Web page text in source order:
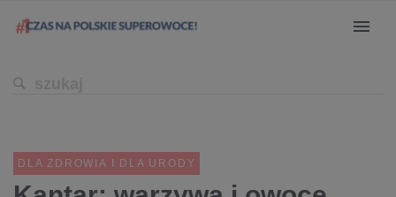
DLA ZDROWIA I DLA URODY